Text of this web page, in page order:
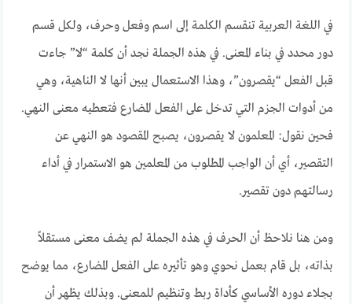
في اللغة العربية تنقسم الكلمة إلى اسم وفعل وحرف، ولكل قسم
دور محدد في بناء المعنى. في هذه الجملة نجد أن كلمة “لا” جاءت
قبل الفعل “يقصرون”، وهذا الاستعمال يبين أنها لا الناهية، وهي
من أدوات الجزم التي تدخل على الفعل المضارع فتعطيه معنى النهي.
فحين نقول: المعلمون لا يقصرون، يصبح المقصود هو النهي عن
التقصير، أي أن الواجب المطلوب من المعلمين هو الاستمرار في أداء
رسالتهم دون تقصير.
ومن هنا نلاحظ أن الحرف في هذه الجملة لم يضف معنى مستقلاً
بذاته، بل قام بعمل نحوي وهو تأثيره على الفعل المضارع، مما يوضح
بجلاء دوره الأساسي كأداة ربط وتنظيم للمعنى. وبذلك يظهر أن